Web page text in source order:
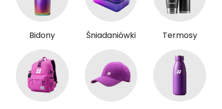
Bidony Śniadaniówki Termosy